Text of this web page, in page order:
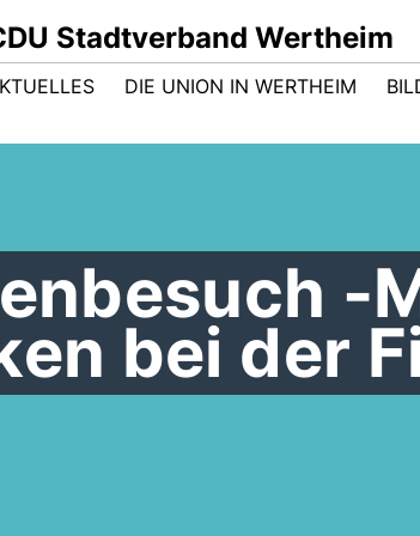
Stadtverband Wertheim
DIE UNION IN WERTHEIM
-
bei der